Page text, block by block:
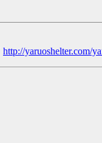
http://yaruoshelter.com/